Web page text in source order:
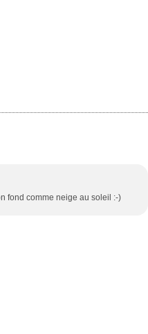
fond comme neige au soleil :-)